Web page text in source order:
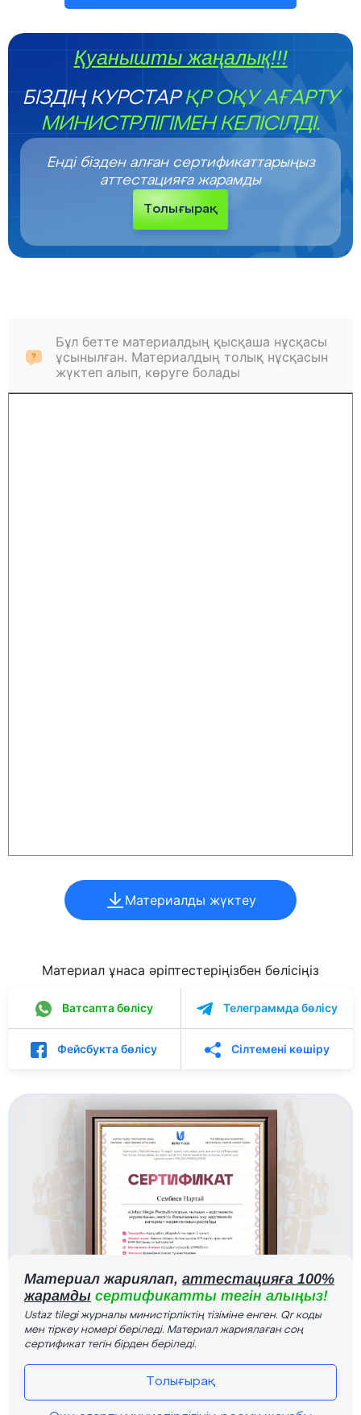
Қуанышты жаңалық!!!
БІЗДІҢ КУРСТАРҚР ОҚУ АҒАРТУ
МИНИСТРЛІГІМЕН КЕЛІСІЛДІ.
Енді бізден алған сертификаттарыңыз
аттестацияға жарамды
Толығырақ
Бұл бетте материалдың қысқаша нұсқасы
ұсынылған. Материалдың толық нұсқасын
жүктеп алып, көруге болады
Материалды жүктеу
Материал ұнаса әріптестеріңізбен бөлісіңіз
Ватсапта бөлісу Телеграммда бөлісу
Фейсбукта бөлісу Сілтемені көшіру
Материал жариялап, аттестацияға 100%
жарамды сертификатты тегін алыңыз!
Ustaz tilegi журналы министірліктің тізіміне енген. Qr коды
мен тіркеу номері беріледі. Материал жариялаған соң
сертификат тегін бірден беріледі.
Толығырақ